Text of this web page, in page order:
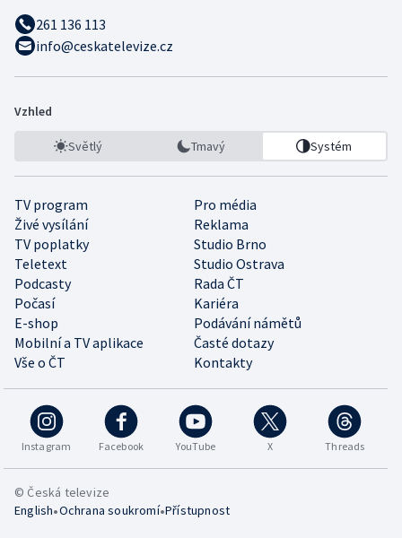
261 136 113
info@ceskatelevize.cz
Vzhled
Světlý Tmavý Systém
TV program
Pro média
Živé vysílání
Reklama
TV poplatky
Studio Brno
Teletext
Studio Ostrava
Podcasty
Rada ČT
Počasí
Kariéra
E-shop
Podávání námětů
Mobilní a TV aplikace
Časté dotazy
Vše o ČT
Kontakty
Instagram Facebook YouTube X Threads
© Česká televize
English•Ochrana soukromí•Přístupnost